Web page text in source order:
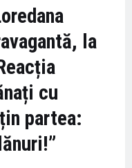
la
cu
partea: